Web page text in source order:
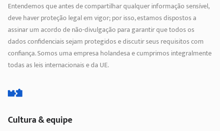
Entendemos que antes de compartilhar qualquer informação sensível,
deve haver proteção legal em vigor; por isso, estamos dispostos a
assinar um acordo de não-divulgação para garantir que todos os
dados confidenciais sejam protegidos e discutir seus requisitos com
confiança. Somos uma empresa holandesa e cumprimos integralmente
todas as leis internacionais e da UE.
Cultura & equipe